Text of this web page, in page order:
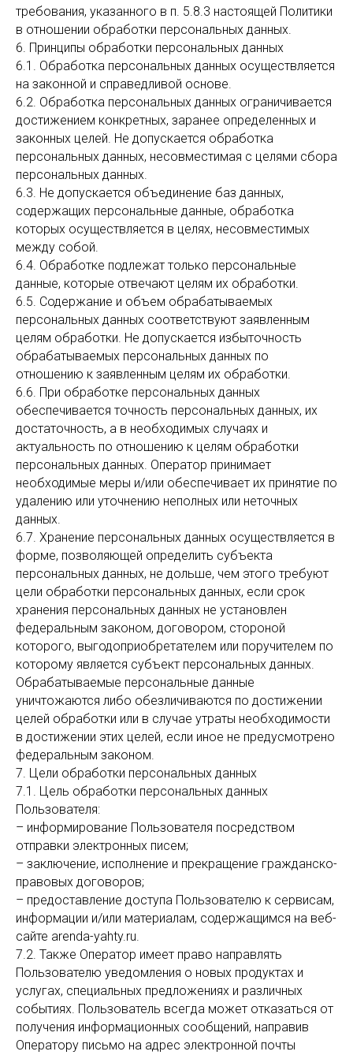
требования, указанного в п. 5.8.3 настоящей Политики
в отношении обработки персональных данных.
6. Принципы обработки персональных данных
6.1. Обработка персональных данных осуществляется
на законной и справедливой основе.
6.2. Обработка персональных данных ограничивается
достижением конкретных, заранее определенных и
законных целей. Не допускается обработка
персональных данных, несовместимая с целями сбора
персональных данных.
6.3. Не допускается объединение баз данных,
содержащих персональные данные, обработка
которых осуществляется в целях, несовместимых
между собой.
6.4. Обработке подлежат только персональные
данные, которые отвечают целям их обработки.
6.5. Содержание и объем обрабатываемых
персональных данных соответствуют заявленным
целям обработки. Не допускается избыточность
обрабатываемых персональных данных по
отношению к заявленным целям их обработки.
6.6. При обработке персональных данных
обеспечивается точность персональных данных, их
достаточность, а в необходимых случаях и
актуальность по отношению к целям обработки
персональных данных. Оператор принимает
необходимые меры и/или обеспечивает их принятие по
удалению или уточнению неполных или неточных
данных.
6.7. Хранение персональных данных осуществляется в
форме, позволяющей определить субъекта
персональных данных, не дольше, чем этого требуют
цели обработки персональных данных, если срок
хранения персональных данных не установлен
федеральным законом, договором, стороной
которого, выгодоприобретателем или поручителем по
которому является субъект персональных данных.
Обрабатываемые персональные данные
уничтожаются либо обезличиваются по достижении
целей обработки или в случае утраты необходимости
в достижении этих целей, если иное не предусмотрено
федеральным законом.
7. Цели обработки персональных данных
7.1. Цель обработки персональных данных
Пользователя:
– информирование Пользователя посредством
отправки электронных писем;
– заключение, исполнение и прекращение гражданско-
правовых договоров;
– предоставление доступа Пользователю к сервисам,
информации и/или материалам, содержащимся на веб-
сайте arenda-yahty.ru.
7.2. Также Оператор имеет право направлять
Пользователю уведомления о новых продуктах и
услугах, специальных предложениях и различных
событиях. Пользователь всегда может отказаться от
получения информационных сообщений, направив
Оператору письмо на адрес электронной почты